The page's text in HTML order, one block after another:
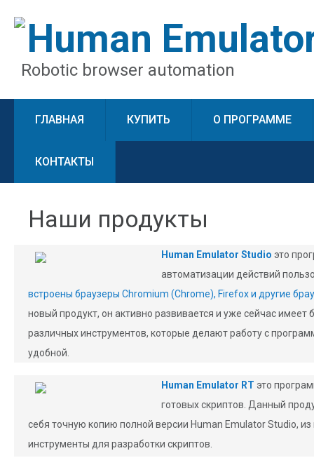
Human
Robotic browser automation
ГЛАВНАЯ КУПИТЬ О ПРОГРАММЕ
КОНТАКТЫ
Наши продукты
Human Emulator Studio это
автоматизации действий
встроены браузеры Chromium (Chrome), Firefox и другие
новый продукт, он активно развивается и уже сейчас имеет
различных инструментов, которые делают работу с
удобной.
Human Emulator RT это
готовых скриптов. Данный
себя точную копию полной версии Human Emulator Studio,
инструменты для разработки скриптов.